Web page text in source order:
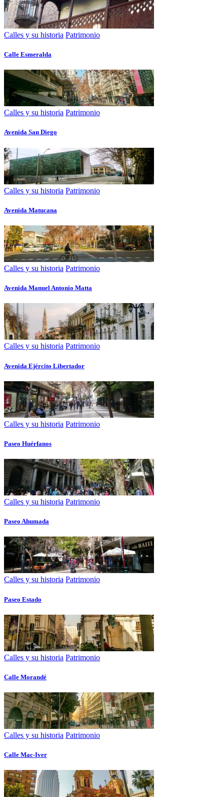
Calles y su historia Patrimonio
Calle Esmeralda
Calles y su historia Patrimonio
Avenida San Diego
Calles y su historia Patrimonio
Avenida Matucana
Calles y su historia Patrimonio
Avenida Manuel Antonio Matta
Calles y su historia Patrimonio
Avenida Ejército Libertador
Calles y su historia Patrimonio
Paseo Huérfanos
Calles y su historia Patrimonio
Paseo Ahumada
Calles y su historia Patrimonio
Paseo Estado
Calles y su historia Patrimonio
Calle Morandé
Calles y su historia Patrimonio
Calle Mac-Iver